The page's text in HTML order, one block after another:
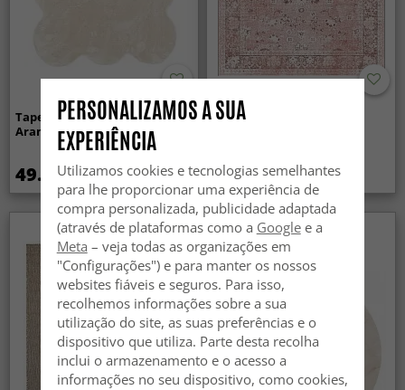
Tapete shaggy ondulado -
Aranga Super Soft Fur (bege)
49.99 €
Tapete Wilton - Gombalia
44.99 € 59.99 €
PERSONALIZAMOS A SUA
EXPERIÊNCIA
Utilizamos cookies e tecnologias semelhantes
para lhe proporcionar uma experiência de
compra personalizada, publicidade adaptada
(através de plataformas como a Googlee a
Meta – veja todas as organizações em
"Configurações") e para manter os nossos
websites fiáveis e seguros. Para isso,
recolhemos informações sobre a sua
utilização do site, as suas preferências e o
dispositivo que utiliza. Parte desta recolha
inclui o armazenamento e o acesso a
informações no seu dispositivo, como cookies,